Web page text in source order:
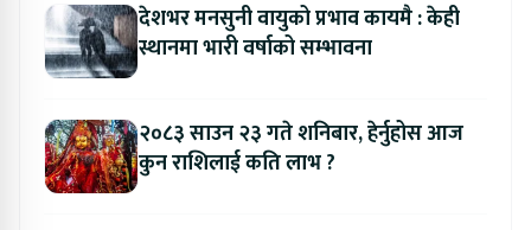
देशभर मनसुनी वायुको प्रभाव कायमै : केही
स्थानमा भारी वर्षाको सम्भावना
२०८३ साउन २३ गते शनिबार, हेर्नुहोस आज
कुन राशिलाई कति लाभ ?